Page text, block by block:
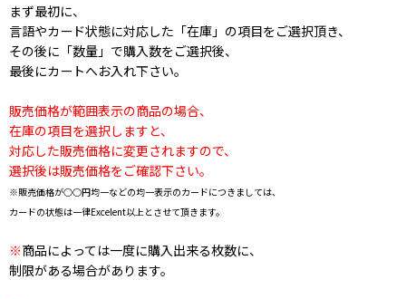
まず最初に、
言語やカード状態に対応した「在庫」の項目をご選択頂き、
その後に「数量」で購入数をご選択後、
最後にカートへお入れ下さい。
販売価格が範囲表示の商品の場合、
在庫の項目を選択しますと、
対応した販売価格に変更されますので、
選択後は販売価格をご確認下さい。
※販売価格が○○円均一などの均一表示のカードにつきましては、
カードの状態は一律Excelent以上とさせて頂きます。
※商品によっては一度に購入出来る枚数に、
制限がある場合があります。